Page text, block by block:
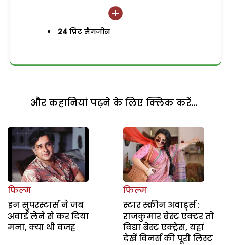
24 प्रिंट मैगजीन
और कहानियां पढ़ने के लिए क्लिक करें...
फिल्म
इन सुपरस्टार्स ने जब
अवार्ड लेने से कर दिया
मना, क्या थी वजह
फिल्म
स्टार स्क्रीन अवार्ड्स :
राजकुमार बेस्ट एक्टर तो
विद्या बेस्ट एक्ट्रेस, यहां
देखें विनर्स की पूरी लिस्ट